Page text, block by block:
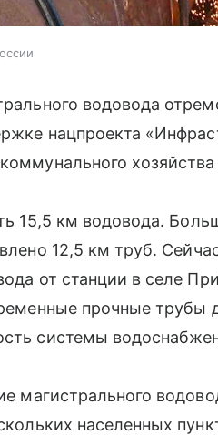
водовода
нацпроекта
хозяйства
15,5 км водовода.
12,5 км труб.
от станции в селе
прочные
системы
магистрального
населенных